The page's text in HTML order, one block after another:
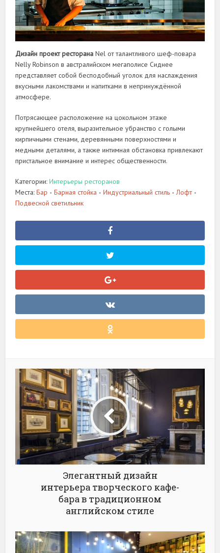
Дизайн проект ресторана Nel от талантливого шеф-повара
Nelly Robinson в австралийском мегаполисе Сиднее
представляет собой бесподобный уголок для наслаждения
вкусными лакомствами и напитками в непринуждённой
атмосфере.
Потрясающее расположение на цокольном этаже
крупнейшего отеля, выразительное убранство с голыми
кирпичными стенами, деревянными поверхностями и
медными деталями, а также интимная обстановка привлекают
пристальное внимание и интерес общественности.
Категории:Интерьеры ресторанов
Места:Бар • Барная стойка • Индустриальный стиль • Лофт •
Подвесной светильник
Элегантный дизайн
интерьера творческого кафе-
бара в традиционном
английском стиле